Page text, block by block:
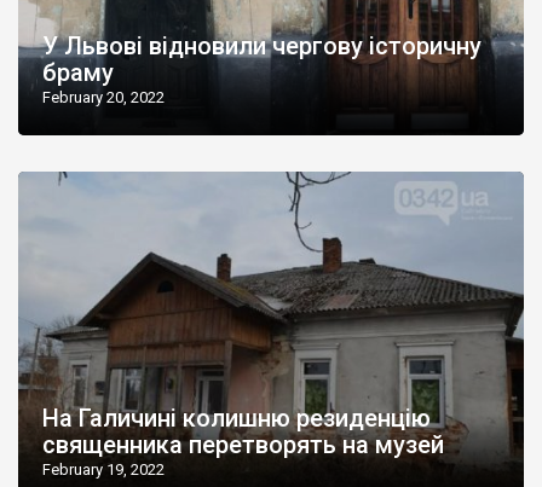
У Львові відновили чергову історичну
браму
February 20, 2022
На Галичині колишню резиденцію
священника перетворять на музей
February 19, 2022